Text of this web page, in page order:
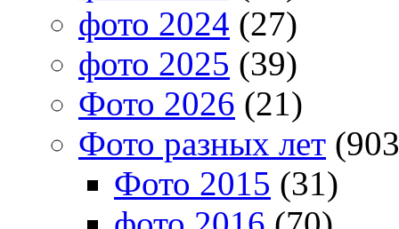
фото 2024 (27)
фото 2025 (39)
Фото 2026 (21)
Фото разных лет
Фото 2015 (31)